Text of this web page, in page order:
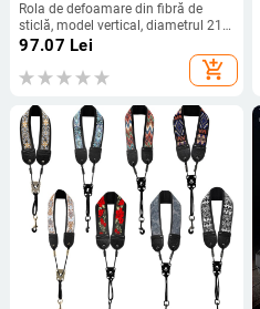
Rola de defoamare din fibră de
sticlă, model vertical, diametrul 21
mm, lungimea 75 mm
97.07 Lei
add_shopping_cart